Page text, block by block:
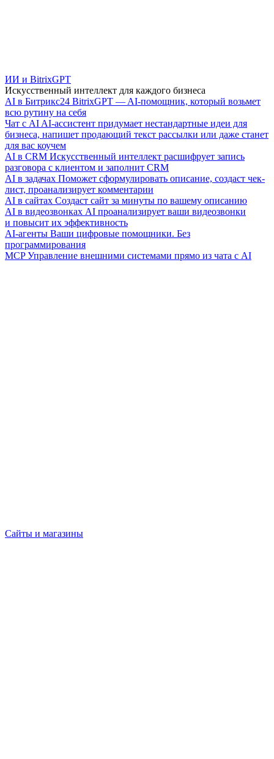
ИИ и BitrixGPT
Искусственный интеллект для каждого бизнеса
AI в Битрикс24 BitrixGPT — AI-помощник, который возьмет
всю рутину на себя
Чат с AI AI-ассистент придумает нестандартные идеи для
бизнеса, напишет продающий текст рассылки или даже станет
для вас коучем
AI в CRM Искусственный интеллект расшифрует запись
разговора с клиентом и заполнит CRM
AI в задачах Поможет сформулировать описание, создаст чек-
лист, проанализирует комментарии
AI в сайтах Создаст сайт за минуты по вашему описанию
AI в видеозвонках AI проанализирует ваши видеозвонки
и повысит их эффективность
AI-агенты Ваши цифровые помощники. Без
программирования
MCP Управление внешними системами прямо из чата с AI
Сайты и магазины